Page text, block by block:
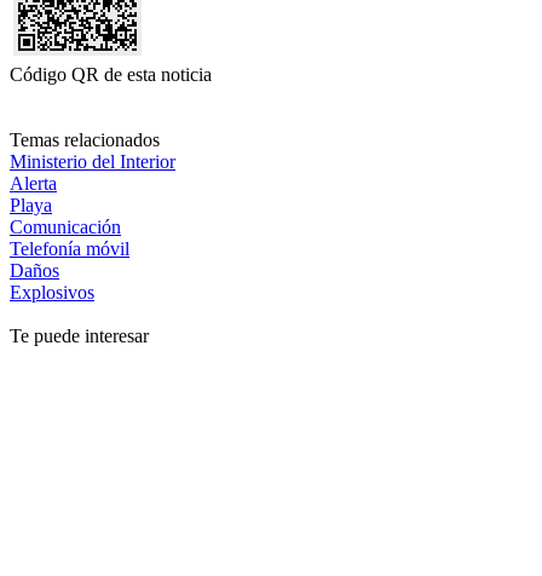
Código QR de esta noticia
Temas relacionados
Ministerio del Interior
Alerta
Playa
Comunicación
Telefonía móvil
Daños
Explosivos
Te puede interesar